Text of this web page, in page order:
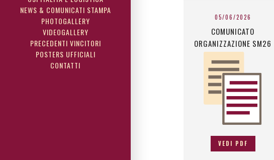
NEWS & COMUNICATI STAMPA
PHOTOGALLERY
VIDEOGALLERY
PRECEDENTI VINCITORI
POSTERS UFFICIALI
CONTATTI
05/06/2026
COMUNICATO
ORGANIZZAZIONE SM26
VEDI PDF